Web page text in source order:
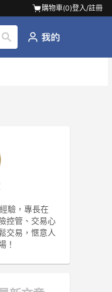
購物車(0)登入/註冊
驗，專長在
控管、交易心
交易，愜意人
！